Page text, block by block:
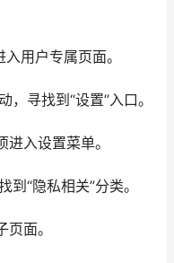
用户专属页面。
寻找到“设置”入口。
入设置菜单。
“隐私相关”分类。
面。